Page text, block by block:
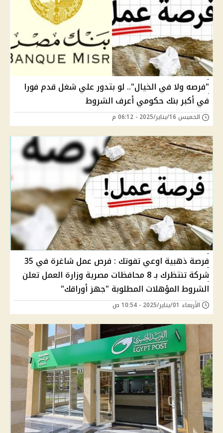
"فرصه ولا في الخيال".. لو بتدور علي شغل قدم فورا
في أكبر بنك حكومي أعرف الشروط
الخميس 16/يناير/2025 - 06:12 م
فرصة ذهبية اوعي تفوتك : فرص عمل شاغرة في 35
شركة تنتظرك بـ 8 محافظات مصرية وزارة العمل تعلن
الشروط المؤهلات المطلوبة "جهز أوراقك"
الأربعاء 01/يناير/2025 - 10:54 ص